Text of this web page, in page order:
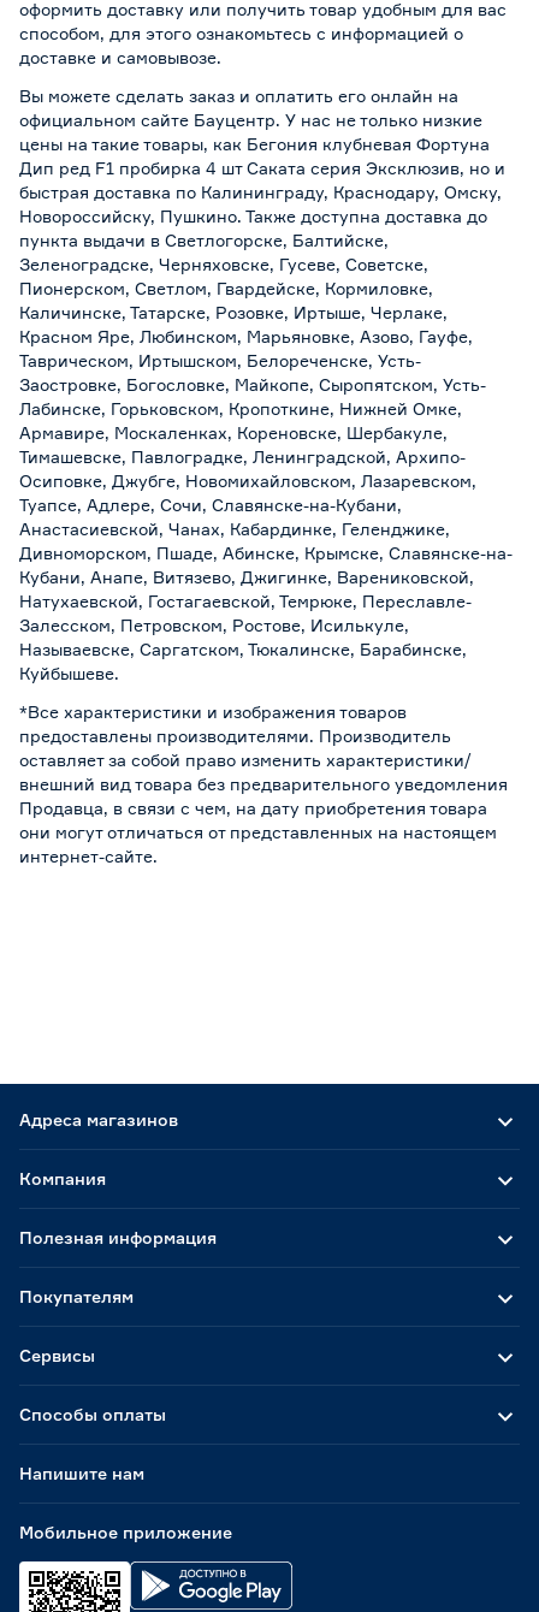
оформить доставку или получить товар удобным для вас
способом, для этого ознакомьтесь с информацией о
доставке и самовывозе.
Вы можете сделать заказ и оплатить его онлайн на
официальном сайте Бауцентр. У нас не только низкие
цены на такие товары, как Бегония клубневая Фортуна
Дип ред F1 пробирка 4 шт Саката серия Эксклюзив, но и
быстрая доставка по Калининграду, Краснодару, Омску,
Новороссийску, Пушкино. Также доступна доставка до
пункта выдачи в Светлогорске, Балтийске,
Зеленоградске, Черняховске, Гусеве, Советске,
Пионерском, Светлом, Гвардейске, Кормиловке,
Каличинске, Татарске, Розовке, Иртыше, Черлаке,
Красном Яре, Любинском, Марьяновке, Азово, Гауфе,
Таврическом, Иртышском, Белореченске, Усть-
Заостровке, Богословке, Майкопе, Сыропятском, Усть-
Лабинске, Горьковском, Кропоткине, Нижней Омке,
Армавире, Москаленках, Кореновске, Шербакуле,
Тимашевске, Павлоградке, Ленинградской, Архипо-
Осиповке, Джубге, Новомихайловском, Лазаревском,
Туапсе, Адлере, Сочи, Славянске-на-Кубани,
Анастасиевской, Чанах, Кабардинке, Геленджике,
Дивноморском, Пшаде, Абинске, Крымске, Славянске-на-
Кубани, Анапе, Витязево, Джигинке, Варениковской,
Натухаевской, Гостагаевской, Темрюке, Переславле-
Залесском, Петровском, Ростове, Исилькуле,
Называевске, Саргатском, Тюкалинске, Барабинске,
Куйбышеве.
*Все характеристики и изображения товаров
предоставлены производителями. Производитель
оставляет за собой право изменить характеристики/
внешний вид товара без предварительного уведомления
Продавца, в связи с чем, на дату приобретения товара
они могут отличаться от представленных на настоящем
интернет-сайте.
Адреса магазинов
Способы оплаты
Мобильное приложение
Компания
Полезная информация
Покупателям
Сервисы
Напишите нам